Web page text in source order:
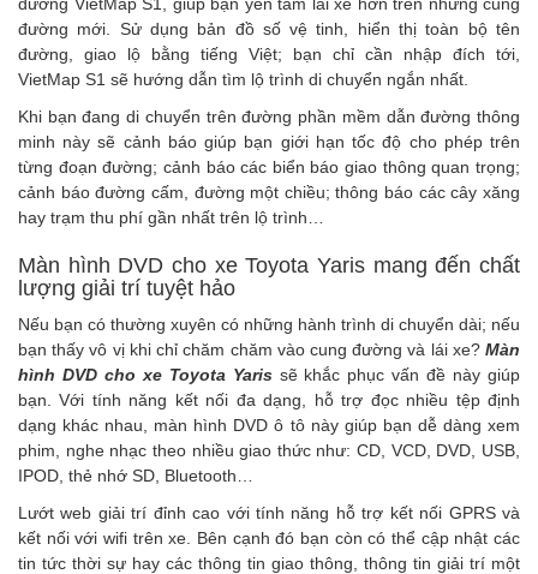
đường mới. Sử dụng bản đồ số vệ tinh, hiển thị toàn bộ tên
đường, giao lộ bằng tiếng Việt; bạn chỉ cần nhập đích tới,
VietMap S1 sẽ hướng dẫn tìm lộ trình di chuyển ngắn nhất.
Khi bạn đang di chuyển trên đường phần mềm dẫn đường thông
minh này sẽ cảnh báo giúp bạn giới hạn tốc độ cho phép trên
từng đoạn đường; cảnh báo các biển báo giao thông quan trọng;
cảnh báo đường cấm, đường một chiều; thông báo các cây xăng
hay trạm thu phí gần nhất trên lộ trình…
Màn hình DVD cho xe Toyota Yaris mang đến chất
lượng giải trí tuyệt hảo
Nếu bạn có thường xuyên có những hành trình di chuyển dài; nếu
bạn thấy vô vị khi chỉ chăm chăm vào cung đường và lái xe? Màn
hình DVD cho xe Toyota Yaris sẽ khắc phục vấn đề này giúp
bạn. Với tính năng kết nối đa dạng, hỗ trợ đọc nhiều tệp định
dạng khác nhau, màn hình DVD ô tô này giúp bạn dễ dàng xem
phim, nghe nhạc theo nhiều giao thức như: CD, VCD, DVD, USB,
IPOD, thẻ nhớ SD, Bluetooth…
Lướt web giải trí đỉnh cao với tính năng hỗ trợ kết nối GPRS và
kết nối với wifi trên xe. Bên cạnh đó bạn còn có thể cập nhật các
tin tức thời sự hay các thông tin giao thông, thông tin giải trí một